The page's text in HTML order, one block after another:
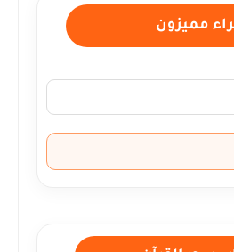
مميزون